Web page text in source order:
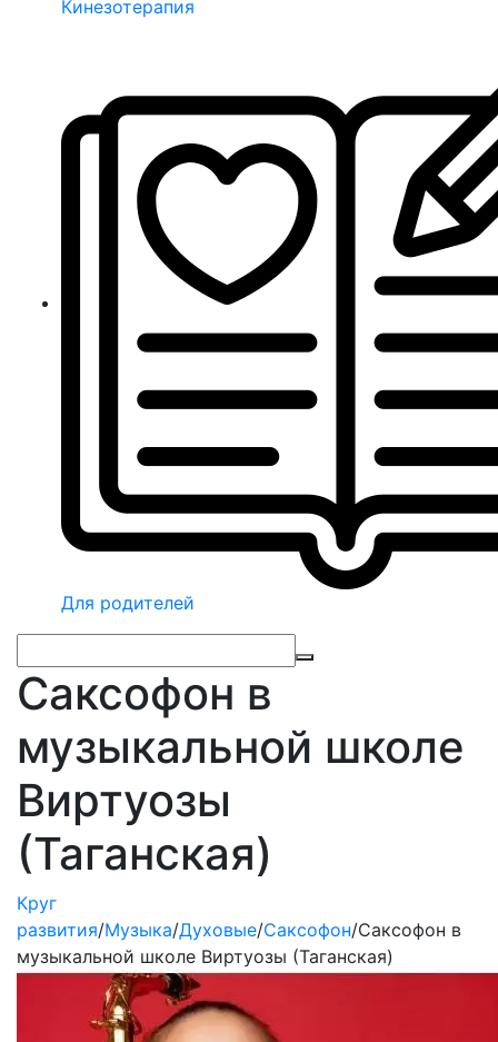
Кинезотерапия
Для родителей
Саксофон в
музыкальной школе
Виртуозы
(Таганская)
Круг
развития/Музыка/Духовые/Саксофон/Саксофон в
музыкальной школе Виртуозы (Таганская)